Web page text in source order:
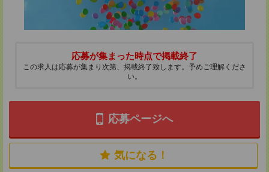
応募が集まった時点で掲載終了
この求人は応募が集まり次第、掲載終了致します。予めご理解くださ
い。
応募ページへ
気になる！